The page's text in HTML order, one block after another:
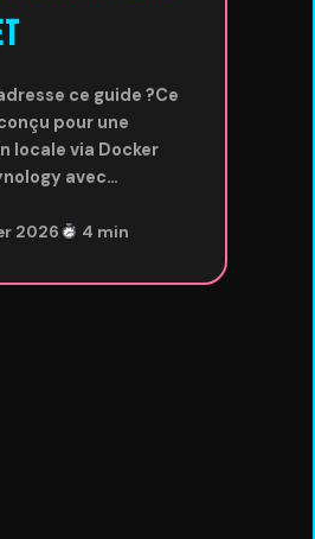
ce guide ?Ce
pour une
locale via Docker
avec…
2026 4 min